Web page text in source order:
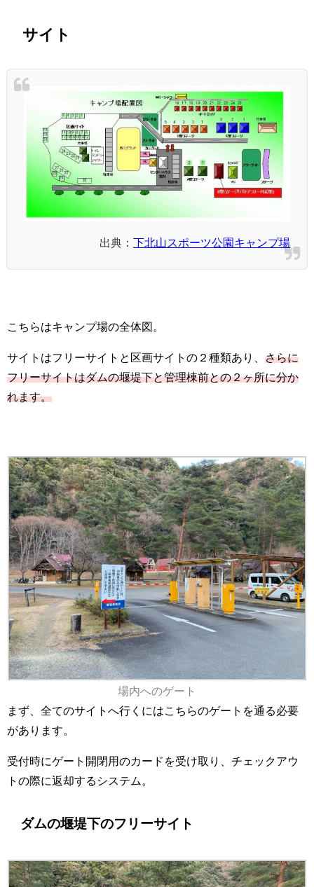
サイト
出典： 下北山スポーツ公園キャンプ場
こちらはキャンプ場の全体図。
サイトはフリーサイトと区画サイトの２種類あり、 さらに
フリーサイトはダムの堰堤下と管理棟前との２ヶ所に分か
れます。
場内へのゲート
まず、全てのサイトへ行くにはこちらのゲートを通る必要
があります。
受付時にゲート開閉用のカードを受け取り、チェックアウ
トの際に返却するシステム。
ダムの堰堤下のフリーサイト